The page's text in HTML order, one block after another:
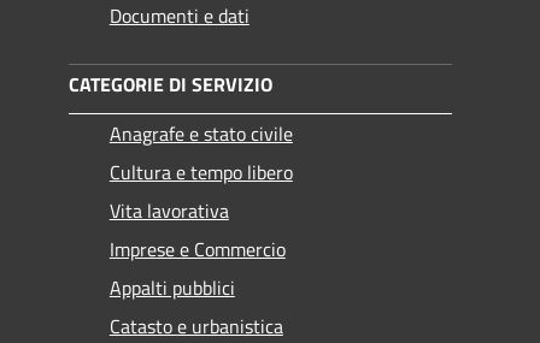
Documenti e dati
CATEGORIE DI SERVIZIO
Anagrafe e stato civile
Cultura e tempo libero
Vita lavorativa
Imprese e Commercio
Appalti pubblici
Catasto e urbanistica